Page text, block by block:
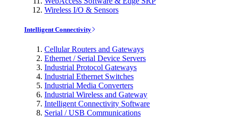
Wireless I/O & Sensors
Intelligent Connectivity
Cellular Routers and Gateways
Ethernet / Serial Device Servers
Industrial Protocol Gateways
Industrial Ethernet Switches
Industrial Media Converters
Industrial Wireless and Gateway
Intelligent Connectivity Software
Serial / USB Communications